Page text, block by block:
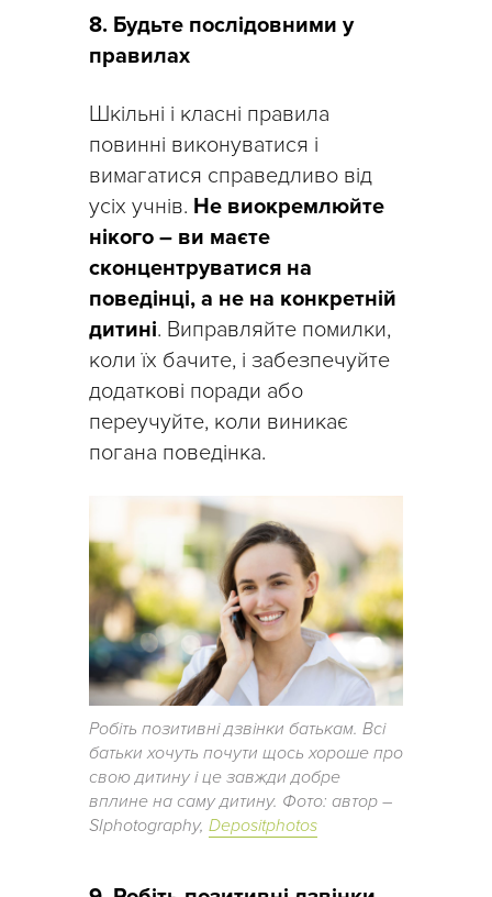
8. Будьте послідовними у
правилах
Шкільні і класні правила
повинні виконуватися і
вимагатися справедливо від
усіх учнів. Не виокремлюйте
нікого – ви маєте
сконцентруватися на
поведінці, а не на конкретній
дитині. Виправляйте помилки,
коли їх бачите, і забезпечуйте
додаткові поради або
переучуйте, коли виникає
погана поведінка.
Робіть позитивні дзвінки батькам. Всі
батьки хочуть почути щось хороше про
свою дитину і це завжди добре
вплине на саму дитину. Фото: автор –
SIphotography, Depositphotos